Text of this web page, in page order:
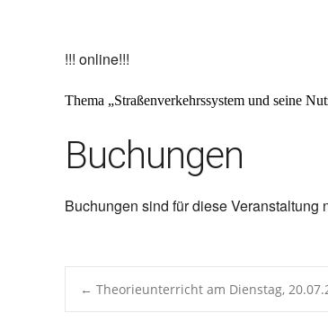
!!! online!!!
Thema „Straßenverkehrssystem und seine
Buchungen
Buchungen sind für diese Veranstaltung
Post
← Theorieunterricht am Dienstag,